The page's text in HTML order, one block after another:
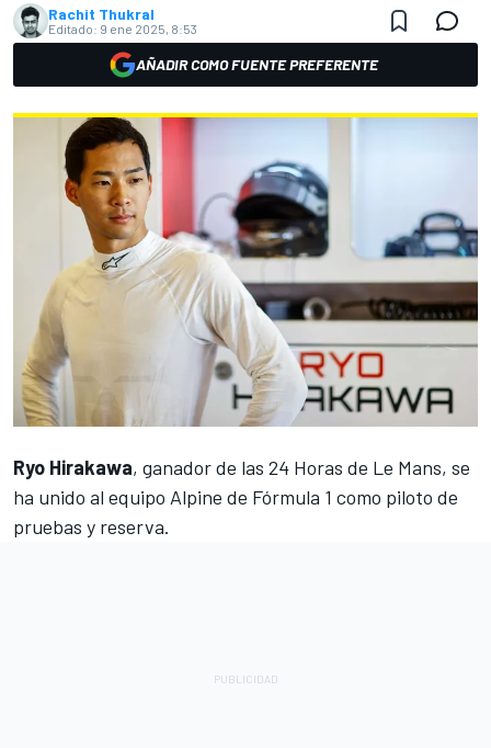
Rachit Thukral
Editado: 9 ene 2025, 8:53
AÑADIR COMO FUENTE PREFERENTE
Ryo Hirakawa, ganador de las 24 Horas de Le Mans, se
ha unido al equipo Alpine de Fórmula 1 como piloto de
pruebas y reserva.